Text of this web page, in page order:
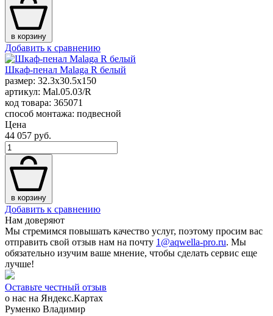
в корзину
Добавить к сравнению
Шкаф-пенал Malaga R белый
размер: 32.3x30.5x150
артикул: Mal.05.03/R
код товара: 365071
способ монтажа: подвесной
Цена
44 057 руб.
в корзину
Добавить к сравнению
Нам доверяют
Мы стремимся повышать качество услуг, поэтому просим вас
отправить свой отзыв нам на почту 1@aqwella-pro.ru. Мы
обязательно изучим ваше мнение, чтобы сделать сервис еще
лучше!
Оставьте честный отзыв
о нас на Яндекс.Картах
Руменко Владимир